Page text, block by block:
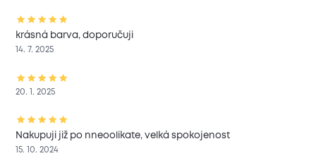
krásná barva, doporučuji
14. 7. 2025
20. 1. 2025
Nakupuji již po nneoolikate, velká spokojenost
15. 10. 2024